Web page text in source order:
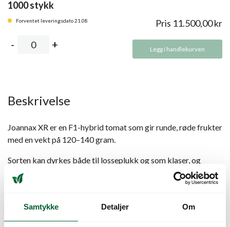
Samtykke Detaljer Om
1000 stykk
Forventet leveringsdato 21.08 Pris 11.500,00kr
Legg i handlekurven
Beskrivelse
Joannax XR er en F1-hybrid tomat som gir runde, røde frukter
med en vekt på 120–140 gram.
Sorten kan dyrkes både til losseplukk og som klaser, og
anbefalt beskjæring er fem til seks frukter per klase.
plantedeler, noe som gir enkel dyrking, høy kvalitet og god